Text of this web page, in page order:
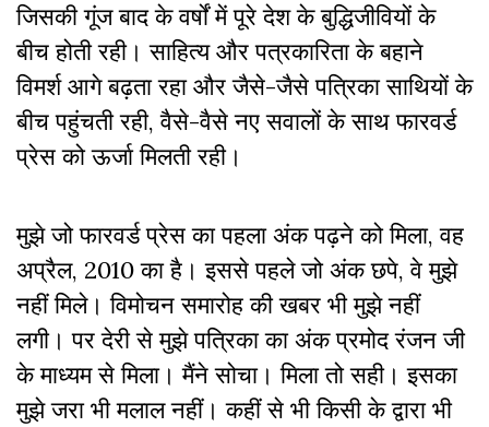
जिसकी गूंज बाद के वर्षों में पूरे देश के बुद्धिजीवियों के
बीच होती रही। साहित्य और पत्रकारिता के बहाने
विमर्श आगे बढ़ता रहा और जैसे-जैसे पत्रिका साथियों के
बीच पहुंचती रही, वैसे-वैसे नए सवालों के साथ फारवर्ड
प्रेस को ऊर्जा मिलती रही।
मुझे जो फारवर्ड प्रेस का पहला अंक पढ़ने को मिला, वह
अप्रैल, 2010 का है। इससे पहले जो अंक छपे, वे मुझे
नहीं मिले। विमोचन समारोह की खबर भी मुझे नहीं
लगी। पर देरी से मुझे पत्रिका का अंक प्रमोद रंजन जी
के माध्यम से मिला। मैंने सोचा। मिला तो सही। इसका
मुझे जरा भी मलाल नहीं। कहीं से भी किसी के द्वारा भी